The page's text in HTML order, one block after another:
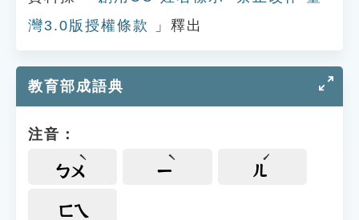
灣3.0版授權條款
」釋出
教育部成語典
注音：
ㄅㄨ ㄧ ㄦ
ㄈㄟ